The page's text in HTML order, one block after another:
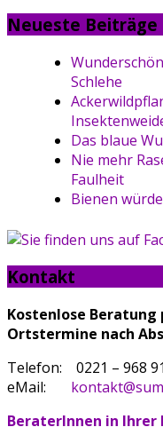
Neueste Beiträge
Schlehe
Das blaue
Nie mehr
Faulheit
Bienen
Kontakt
Kostenlose
Ortstermine nach
Telefon: 0221 – 968
eMail:
BeraterInnen in Ihrer